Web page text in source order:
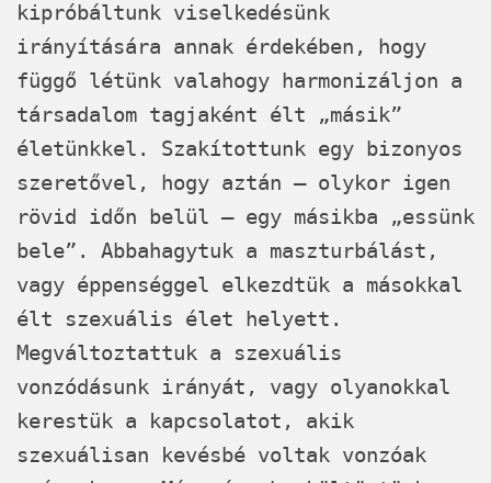
kipróbáltunk viselkedésünk
irányítására annak érdekében, hogy
függő létünk valahogy harmonizáljon a
társadalom tagjaként élt „másik”
életünkkel. Szakítottunk egy bizonyos
szeretővel, hogy aztán – olykor igen
rövid időn belül – egy másikba „essünk
bele”. Abbahagytuk a maszturbálást,
vagy éppenséggel elkezdtük a másokkal
élt szexuális élet helyett.
Megváltoztattuk a szexuális
vonzódásunk irányát, vagy olyanokkal
kerestük a kapcsolatot, akik
szexuálisan kevésbé voltak vonzóak